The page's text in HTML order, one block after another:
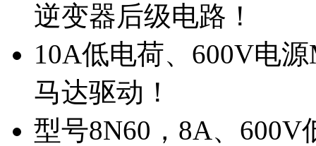
逆变器后级电路！
10A低电荷、600V电
马达驱动！
型号8N60，8A、